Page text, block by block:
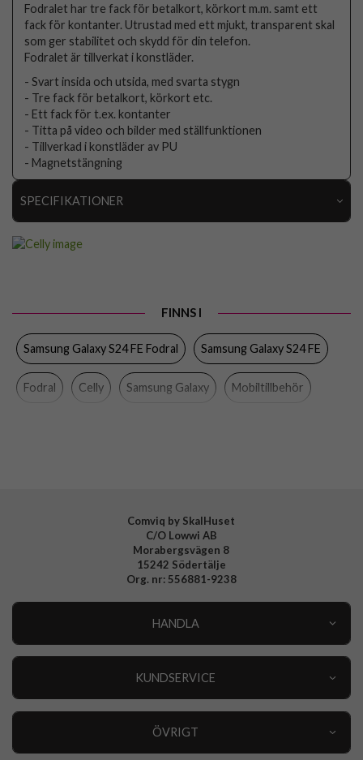
Fodralet har tre fack för betalkort, körkort m.m. samt ett
fack för kontanter. Utrustad med ett mjukt, transparent skal
som ger stabilitet och skydd för din telefon.
Fodralet är tillverkat i konstläder.
- Svart insida och utsida, med svarta stygn
- Tre fack för betalkort, körkort etc.
- Ett fack för t.ex. kontanter
- Titta på video och bilder med ställfunktionen
- Tillverkad i konstläder av PU
- Magnetstängning
SPECIFIKATIONER
Färg Svart
Material Konstläder, Mjukplast (TPU)
FINNS I
Samsung Galaxy S24 FE Fodral Samsung Galaxy S24 FE
Fodral Celly Samsung Galaxy Mobiltillbehör
Comviq by SkalHuset
C/O Lowwi AB
Morabergsvägen 8
15242 Södertälje
Org. nr: 556881-9238
HANDLA
KUNDSERVICE
ÖVRIGT